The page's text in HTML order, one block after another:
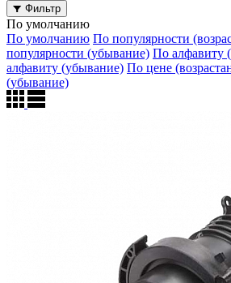
Фильтр
По умолчанию
По умолчанию По популярности
популярности (убывание) По алфавиту
алфавиту (убывание) По цене
(убывание)